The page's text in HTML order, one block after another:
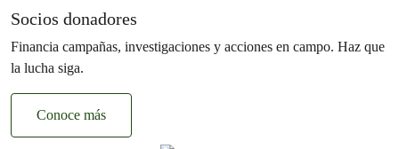
Socios donadores
Financia campañas, investigaciones y acciones en campo. Haz que
la lucha siga.
Conoce más